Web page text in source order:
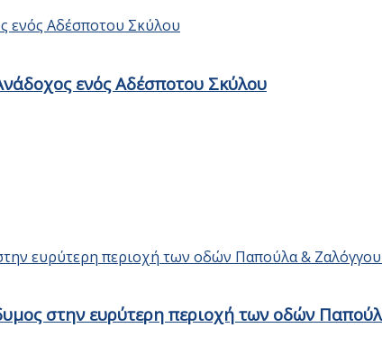
ενός Αδέσποτου Σκύλου
στην ευρύτερη περιοχή των οδών